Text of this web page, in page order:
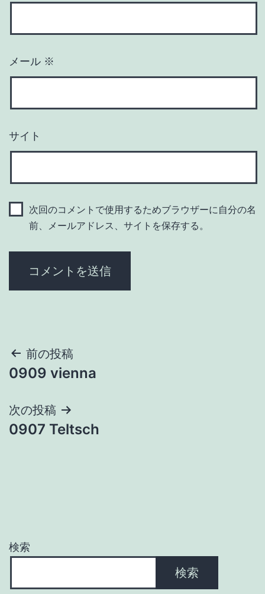
メール ※
サイト
次回のコメントで使用するためブラウザーに自分の名
前、メールアドレス、サイトを保存する。
投
稿
ナ
ビ
ョ
前の投稿
0909 vienna
次の投稿
0907 Teltsch
検索
検索